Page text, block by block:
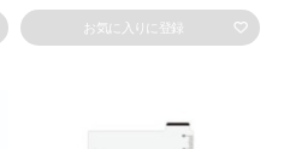
お気に入りに登録